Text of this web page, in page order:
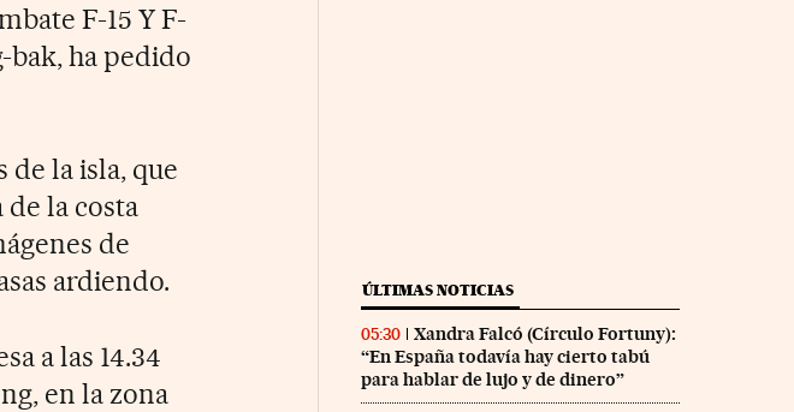
F-15 Y F-
bak, ha pedido
de la isla, que
la costa
de
ardiendo.
a las 14.34
en la zona
ÚLTIMAS NOTICIAS
05:30
Xandra Falcó (Círculo Fortuny):
“En España todavía hay cierto tabú
para hablar de lujo y de dinero”